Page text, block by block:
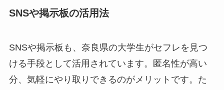
SNSや掲示板の活用法
SNSや掲示板も、奈良県の大学生がセフレを見つ
ける手段として活用されています。匿名性が高い
分、気軽にやり取りできるのがメリットです。た